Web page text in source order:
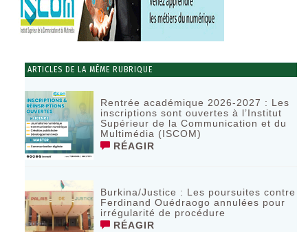
ARTICLES DE LA MÊME RUBRIQUE
Rentrée académique 2026-2027 : Les
inscriptions sont ouvertes à l’Institut
Supérieur de la Communication et du
Multimédia (ISCOM)
RÉAGIR
Burkina/Justice : Les poursuites contre
Ferdinand Ouédraogo annulées pour
irrégularité de procédure
RÉAGIR